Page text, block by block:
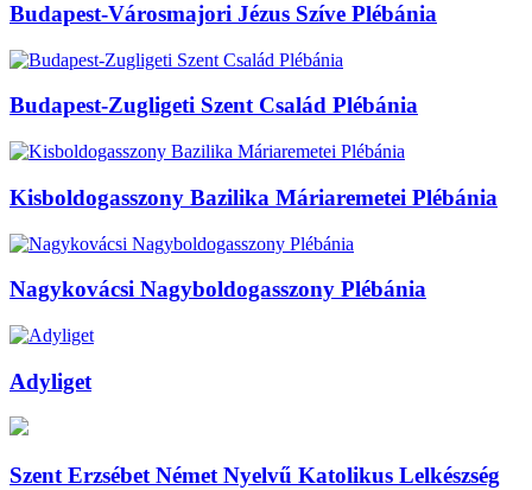
Budapest-Városmajori Jézus Szíve Plébánia
Budapest-Zugligeti Szent Család Plébánia
Kisboldogasszony Bazilika Máriaremetei Plébánia
Nagykovácsi Nagyboldogasszony Plébánia
Adyliget
Szent Erzsébet Német Nyelvű Katolikus Lelkészség